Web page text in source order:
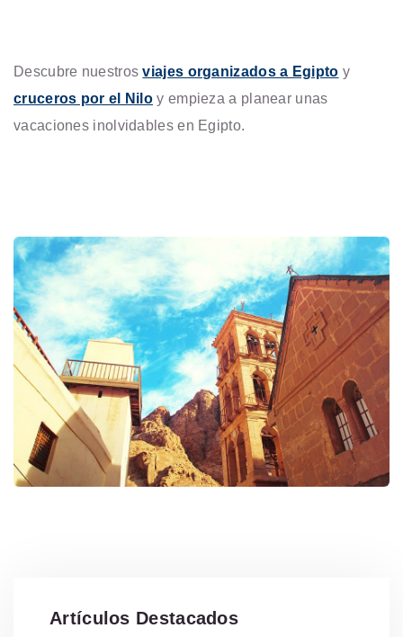
Descubre nuestrosviajes organizados a Egipto y
cruceros por el Nilo y empieza a planear unas
vacaciones inolvidables en Egipto.
Artículos Destacados